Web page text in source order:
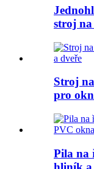
stroj
Stroj
pro
Pila na